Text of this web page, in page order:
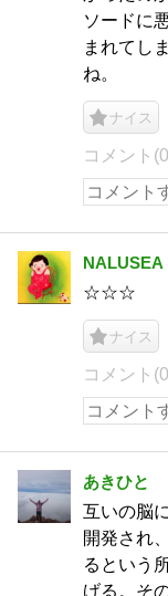
ソードに
まれてし
ね。
ナイス
コメント
NALUSEA
☆☆☆
ナイス
コメント
あきひと
互いの脳
開発され
るという
げる。そ